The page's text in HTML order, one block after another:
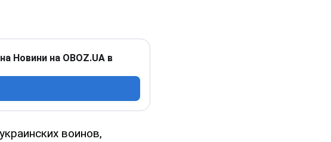
Новини на OBOZ.UA в
воинов,